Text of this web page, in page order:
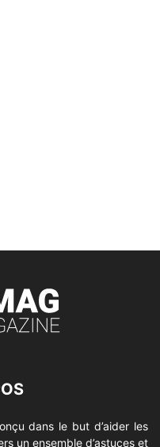
dans le but d’aider les
un ensemble d’astuces et